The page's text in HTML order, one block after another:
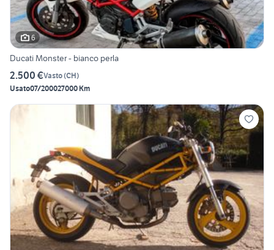
6
Ducati Monster - bianco perla
2.500 €Vasto(CH)
Usato07/200027000 Km